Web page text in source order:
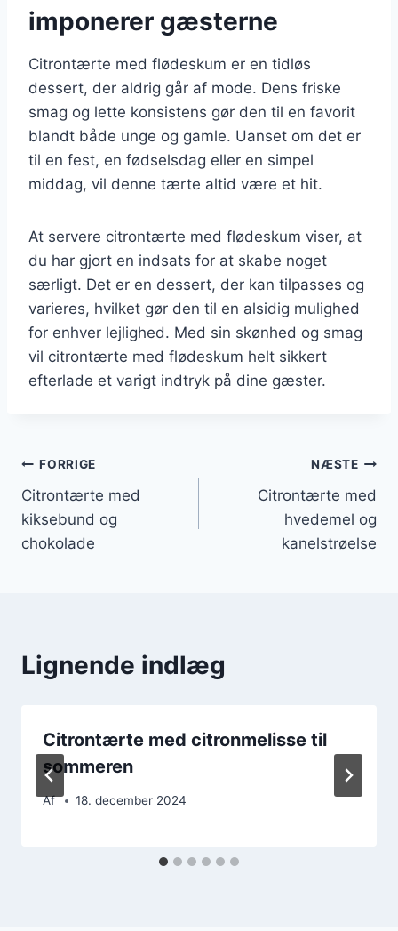
imponerer gæsterne
Citrontærte med flødeskum er en tidløs
dessert, der aldrig går af mode. Dens friske
smag og lette konsistens gør den til en favorit
blandt både unge og gamle. Uanset om det er
til en fest, en fødselsdag eller en simpel
middag, vil denne tærte altid være et hit.
At servere citrontærte med flødeskum viser, at
du har gjort en indsats for at skabe noget
særligt. Det er en dessert, der kan tilpasses og
varieres, hvilket gør den til en alsidig mulighed
for enhver lejlighed. Med sin skønhed og smag
vil citrontærte med flødeskum helt sikkert
efterlade et varigt indtryk på dine gæster.
Indlægsnavigation
FORRIGE
Citrontærte med
kiksebund og
chokolade
NÆSTE
Citrontærte med
hvedemel og
kanelstrøelse
Lignende indlæg
Citrontærte med citronmelisse til
sommeren
Af 18. december 2024